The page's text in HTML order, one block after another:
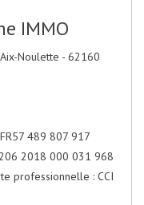
IMMO
Noulette - 62160
489 807 917
2018 000 031 968
professionnelle : CCI